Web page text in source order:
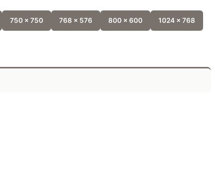
750 x 750 768 x 576 800 x 600 1024 x 768